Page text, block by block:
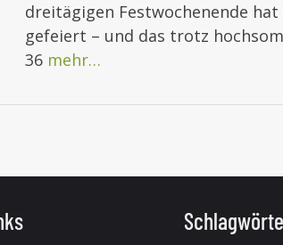
dreitägigen Festwochenende
gefeiert – und das trotz
36 mehr…